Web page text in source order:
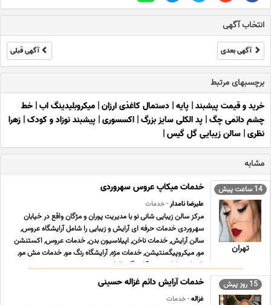
انتخاب آگهی
آگهی بعدی آگهی قبلی
برچسبهای مرتبط
خرید و قیمت پیشبند| پایه| دستمال کاغذی ارزان| میکروبلیدینگ اب| خط
چشم دائمی چگ| پد الکلی سایز بزرگ| اکسسوری| پیشبند نوزاد و کودک| زهرا
نظری| سالن زیبایی گل گیس|
مشابه
14 ساعت پیش
تهران
خدمات میکاپ عروس سهروردی
علیرضا نامدار- خدمات
مرکز سالن زیبایی شانی نو با مدیریت پوران و مژگان واقع در خیابان
سهروردی خدمات حرفه ای آرایش و زیبایی را شامل آرایشگاه عروس,
سالن آرایش, خدمات ناخن, اپیلاسیون بدن, خدمات عروس, اکستنشن
مو, میکروپیگمنتیشن, خدمات مژه, آرایشگاه رنگ مو, خدمات مش مو,
خدمات هایلایت مو, آرایشگاه بالیاژ مو ... ...
15 روز پیش خدمات آرایش دائم غزاله حسینی
غزاله- خدمات